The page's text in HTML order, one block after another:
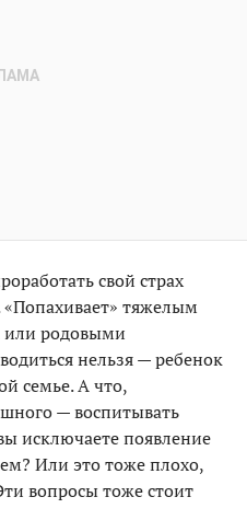
свой страх
«Попахивает» тяжелым
родовыми
нельзя — ребенок
семье. А что,
— воспитывать
исключаете появление
Или это тоже плохо,
вопросы тоже стоит